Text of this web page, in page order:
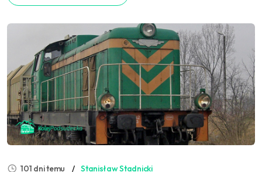
101 dni temu Stanisław Stadnicki